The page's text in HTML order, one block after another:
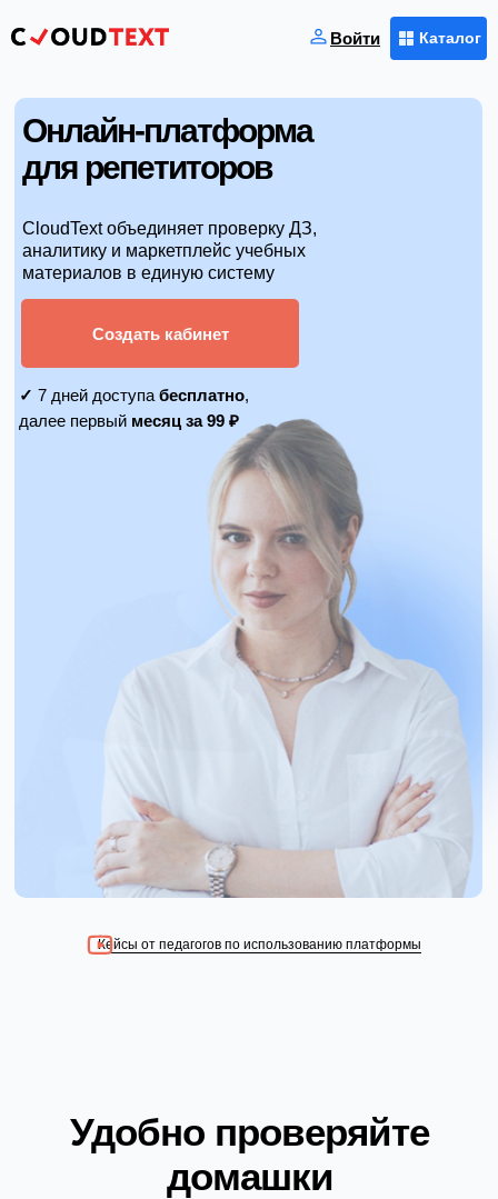
Войти Каталог
CloudText объединяет проверку ДЗ,
аналитику и маркетплейс учебных
материалов в единую систему
Создать кабинет
Онлайн-платформа
для репетиторов
✓ 7 дней доступа бесплатно,
далее первый месяц за 99 ₽
Кейсы от педагогов по использованию платформы
Удобно проверяйте
домашки